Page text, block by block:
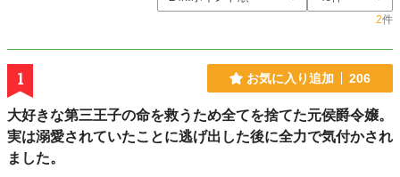
2件
1 お気に入り追加 206
大好きな第三王子の命を救うため全てを捨てた元侯爵令嬢。
実は溺愛されていたことに逃げ出した後に全力で気付かされ
ました。